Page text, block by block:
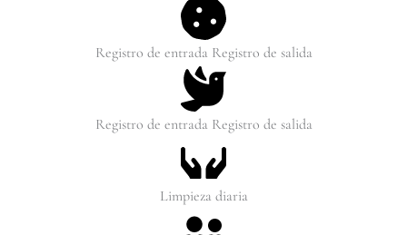
Registro de entrada Registro de salida
Registro de entrada Registro de salida
Limpieza diaria